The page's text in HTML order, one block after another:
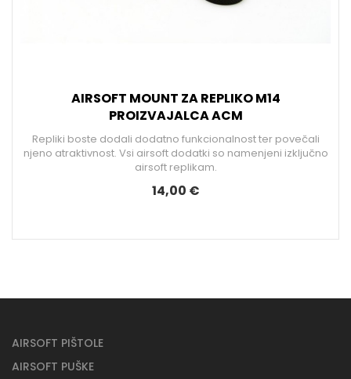
AIRSOFT MOUNT ZA REPLIKO M14
PROIZVAJALCA ACM
Repliki boste dodali dodatno funkcionalnost ter povečali
njeno atraktivnost. Vsi airsoft dodatki so namenjeni izključno
airsoft replikam.
14,00 €
AIRSOFT PIŠTOLE
AIRSOFT PUŠKE